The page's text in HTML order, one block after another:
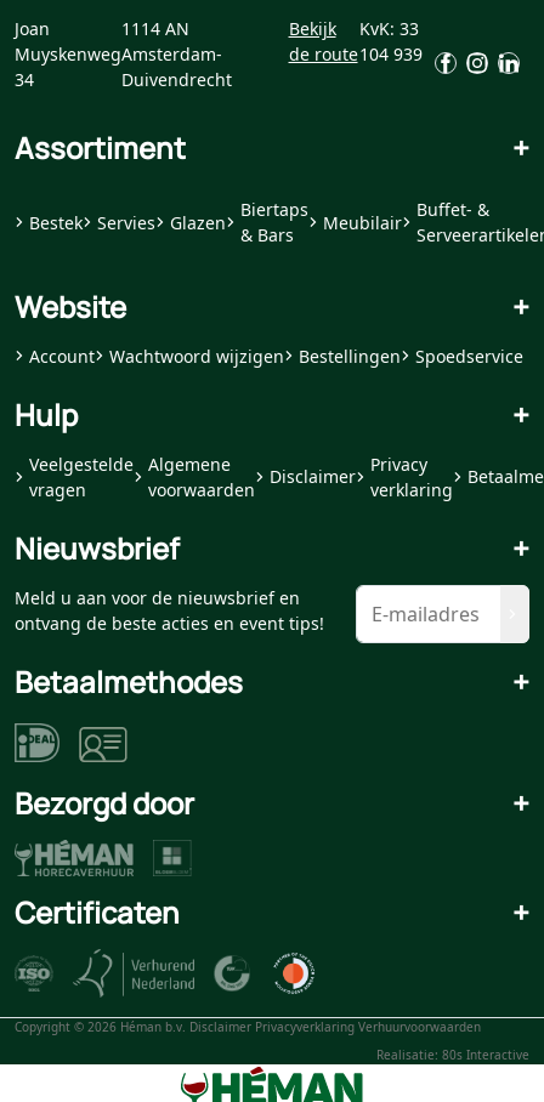
Joan
Muyskenweg
34
1114 AN
Amsterdam-
Duivendrecht
Bekijk
de route
KvK: 33
104 939
Assortiment +
Bestek Servies Glazen
Biertaps
& Bars
Meubilair
Buffet- &
Website +
Account Wachtwoord wijzigen Bestellingen Spoedservice
Hulp +
Veelgestelde
vragen
Algemene
voorwaarden
Disclaimer
Privacy
verklaring
Nieuwsbrief +
Meld u aan voor de nieuwsbrief en
ontvang de beste acties en event tips!
Betaalmethodes +
Bezorgd door +
Certificaten +
Copyright © 2026 Héman b.v. Disclaimer Privacyverklaring Verhuurvoorwaarden
Realisatie: 80s Interactive